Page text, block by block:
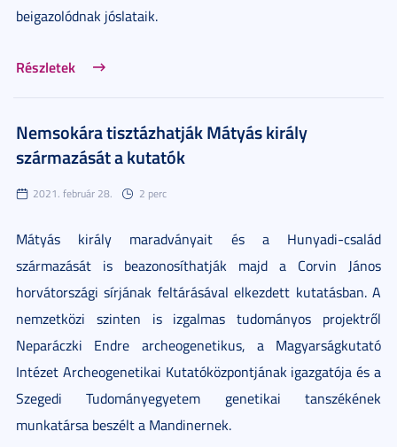
beigazolódnak jóslataik.
Részletek
Nemsokára tisztázhatják Mátyás király
származását a kutatók
2021. február 28. 2 perc
Mátyás király maradványait és a Hunyadi-család
származását is beazonosíthatják majd a Corvin János
horvátországi sírjának feltárásával elkezdett kutatásban. A
nemzetközi szinten is izgalmas tudományos projektről
Neparáczki Endre archeogenetikus, a Magyarságkutató
Intézet Archeogenetikai Kutatóközpontjának igazgatója és a
Szegedi Tudományegyetem genetikai tanszékének
munkatársa beszélt a Mandinernek.